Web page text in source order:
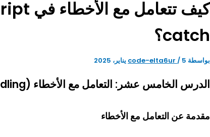
catch؟
بواسطة code-elta6ur / 5 يناير، 2025
الدرس الخامس عشر: التعامل مع الأخطاء (Error Handling) في JavaScript
مقدمة عن التعامل مع الأخطاء